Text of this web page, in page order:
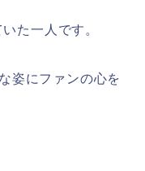
た一人です。
姿にファンの心を